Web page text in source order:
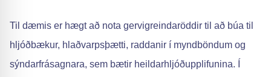
Til dæmis er hægt að nota gervigreindaröddir til að búa til
hljóðbækur, hlaðvarpsþætti, raddanir í myndböndum og
sýndarfrásagnara, sem bætir heildarhljóðupplifunina. Í